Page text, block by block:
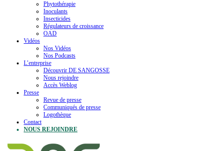
Phytothérapie
Inoculants
Insecticides
Régulateurs de croissance
OAD
Vidéos
Nos Vidéos
Nos Podcasts
L’entreprise
Découvrir DE SANGOSSE
Nous rejoindre
Accès Weblog
Presse
Revue de presse
Communiqués de presse
Logothèque
Contact
NOUS REJOINDRE